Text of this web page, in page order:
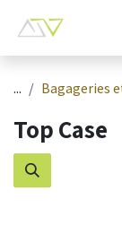
... Bagageries
Top Case